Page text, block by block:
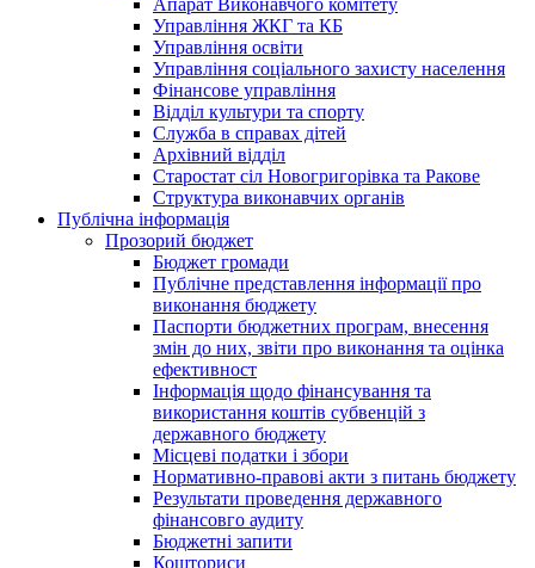
Апарат Виконавчого комітету
Управління ЖКГ та КБ
Управління освіти
Управління соціального захисту населення
Фінансове управління
Відділ культури та спорту
Служба в справах дітей
Архівний відділ
Старостат сіл Новогригорівка та Ракове
Структура виконавчих органів
Публічна інформація
Прозорий бюджет
Бюджет громади
Публічне представлення інформації про
виконання бюджету
Паспорти бюджетних програм, внесення
змін до них, звіти про виконання та оцінка
ефективност
Інформація щодо фінансування та
використання коштів субвенцій з
державного бюджету
Місцеві податки і збори
Нормативно-правові акти з питань бюджету
Результати проведення державного
фінансовго аудиту
Бюджетні запити
Кошториси